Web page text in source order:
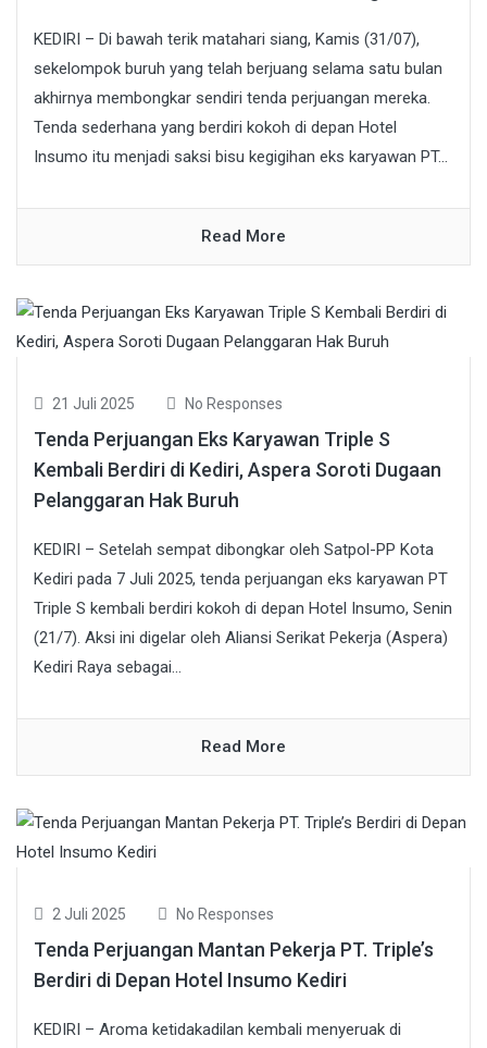
KEDIRI – Di bawah terik matahari siang, Kamis (31/07),
sekelompok buruh yang telah berjuang selama satu bulan
akhirnya membongkar sendiri tenda perjuangan mereka.
Tenda sederhana yang berdiri kokoh di depan Hotel
Insumo itu menjadi saksi bisu kegigihan eks karyawan PT...
Read More
21 Juli 2025 No Responses
Tenda Perjuangan Eks Karyawan Triple S
Kembali Berdiri di Kediri, Aspera Soroti Dugaan
Pelanggaran Hak Buruh
KEDIRI – Setelah sempat dibongkar oleh Satpol-PP Kota
Kediri pada 7 Juli 2025, tenda perjuangan eks karyawan PT
Triple S kembali berdiri kokoh di depan Hotel Insumo, Senin
(21/7). Aksi ini digelar oleh Aliansi Serikat Pekerja (Aspera)
Kediri Raya sebagai...
Read More
2 Juli 2025 No Responses
Tenda Perjuangan Mantan Pekerja PT. Triple’s
Berdiri di Depan Hotel Insumo Kediri
KEDIRI – Aroma ketidakadilan kembali menyeruak di